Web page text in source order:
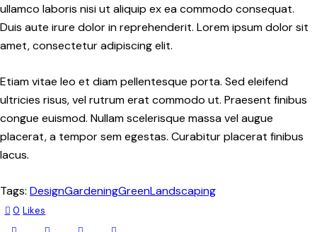
ullamco laboris nisi ut aliquip ex ea commodo consequat.
Duis aute irure dolor in reprehenderit. Lorem ipsum dolor sit
amet, consectetur adipiscing elit.
Etiam vitae leo et diam pellentesque porta. Sed eleifend
ultricies risus, vel rutrum erat commodo ut. Praesent finibus
congue euismod. Nullam scelerisque massa vel augue
placerat, a tempor sem egestas. Curabitur placerat finibus
lacus.
Tags: DesignGardeningGreenLandscaping
0 Likes